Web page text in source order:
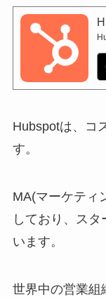
Hubspotは、コ
す。
MA(マーケティ
しており、ス
います。
世界中の営業組